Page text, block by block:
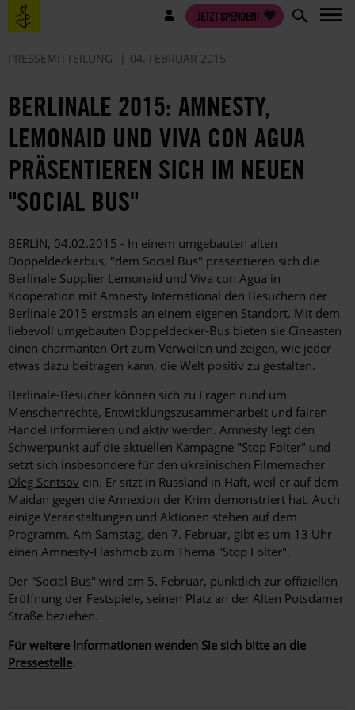
Direkt
zum
Benutzermenü JETZT SPENDEN!
PRESSEMITTEILUNG 04. FEBRUAR 2015
BERLINALE 2015: AMNESTY,
LEMONAID UND VIVA CON AGUA
PRÄSENTIEREN SICH IM NEUEN
"SOCIAL BUS"
BERLIN, 04.02.2015 - In einem umgebauten alten
Doppeldeckerbus, "dem Social Bus" präsentieren sich die
Berlinale Supplier Lemonaid und Viva con Agua in
Kooperation mit Amnesty International den Besuchern der
Berlinale 2015 erstmals an einem eigenen Standort. Mit dem
liebevoll umgebauten Doppeldecker-Bus bieten sie Cineasten
einen charmanten Ort zum Verweilen und zeigen, wie jeder
etwas dazu beitragen kann, die Welt positiv zu gestalten.
Berlinale-Besucher können sich zu Fragen rund um
Menschenrechte, Entwicklungszusammenarbeit und fairen
Handel informieren und aktiv werden. Amnesty legt den
Schwerpunkt auf die aktuellen Kampagne "Stop Folter" und
setzt sich insbesondere für den ukrainischen Filmemacher
Oleg Sentsov ein. Er sitzt in Russland in Haft, weil er auf dem
Maidan gegen die Annexion der Krim demonstriert hat. Auch
einige Veranstaltungen und Aktionen stehen auf dem
Programm. Am Samstag, den 7. Februar, gibt es um 13 Uhr
einen Amnesty-Flashmob zum Thema "Stop Folter".
Der "Social Bus" wird am 5. Februar, pünktlich zur offiziellen
Eröffnung der Festspiele, seinen Platz an der Alten Potsdamer
Straße beziehen.
Für weitere Informationen wenden Sie sich bitte an die
Pressestelle.